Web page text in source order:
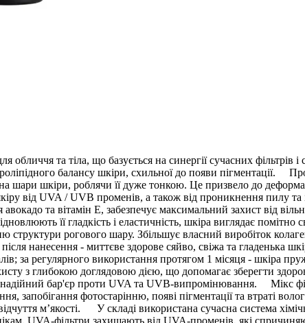
обличчя та тіла, що базується на синергії сучасних
балансу шкіри, схильної до появи пігментації.
шари шкіри, роблячи її дуже тонкою. Це призвело до
від UVA / UVB променів, а також від проникнення пилу та
авокадо та вітамін Е, забезпечує максимальний захист від
її гладкість і еластичність, шкіра виглядає
структури рогового шару. Збільшує власний виробіток
нанесення - миттєве здорове сяйво, свіжа та гладенька
за регулярного використання протягом 1 місяця -
з глибокою доглядовою дією, що допомагає зберегти
надійний бар'єр проти UVA та UVB-випромінювання. Мікс
запобігання фотостарінню, появі пігментації та втраті
м’якості. У складі використана сучасна система
UVA-фільтри захищають від UVA-променів, які